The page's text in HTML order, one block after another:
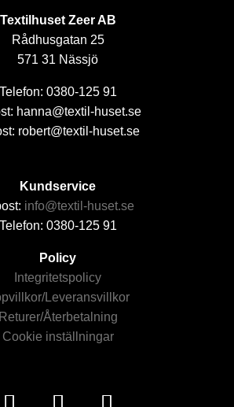
Textilhuset Zeer AB
Rådhusgatan 25
571 31 Nässjö
Telefon: 0380-125 91
hanna@textil-huset.se
robert@textil-huset.se
Kundservice
info@textil-huset.se
Telefon: 0380-125 91
Policy
Integritetspolicy
Leveransvillkor
Returer/Återbetalning
Cookie inställningar